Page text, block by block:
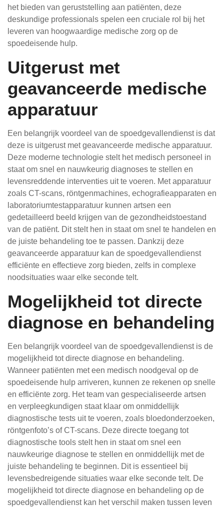
het bieden van geruststelling aan patiënten, deze
deskundige professionals spelen een cruciale rol bij het
leveren van hoogwaardige medische zorg op de
spoedeisende hulp.
Uitgerust met
geavanceerde medische
apparatuur
Een belangrijk voordeel van de spoedgevallendienst is dat
deze is uitgerust met geavanceerde medische apparatuur.
Deze moderne technologie stelt het medisch personeel in
staat om snel en nauwkeurig diagnoses te stellen en
levensreddende interventies uit te voeren. Met apparatuur
zoals CT-scans, röntgenmachines, echografieapparaten en
laboratoriumtestapparatuur kunnen artsen een
gedetailleerd beeld krijgen van de gezondheidstoestand
van de patiënt. Dit stelt hen in staat om snel te handelen en
de juiste behandeling toe te passen. Dankzij deze
geavanceerde apparatuur kan de spoedgevallendienst
efficiënte en effectieve zorg bieden, zelfs in complexe
noodsituaties waar elke seconde telt.
Mogelijkheid tot directe
diagnose en behandeling
Een belangrijk voordeel van de spoedgevallendienst is de
mogelijkheid tot directe diagnose en behandeling.
Wanneer patiënten met een medisch noodgeval op de
spoedeisende hulp arriveren, kunnen ze rekenen op snelle
en efficiënte zorg. Het team van gespecialiseerde artsen
en verpleegkundigen staat klaar om onmiddellijk
diagnostische tests uit te voeren, zoals bloedonderzoeken,
röntgenfoto’s of CT-scans. Deze directe toegang tot
diagnostische tools stelt hen in staat om snel een
nauwkeurige diagnose te stellen en onmiddellijk met de
juiste behandeling te beginnen. Dit is essentieel bij
levensbedreigende situaties waar elke seconde telt. De
mogelijkheid tot directe diagnose en behandeling op de
spoedgevallendienst kan het verschil maken tussen leven